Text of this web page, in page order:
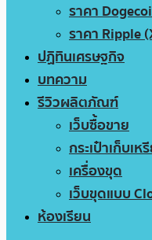
ราคา
ราคา Ripple
ปฏิทินเศรษฐกิจ
บทความ
รีวิวผลิตภัณฑ์
เว็บซื้อขาย
กระเป๋าเก็บเ
เครื่องขุด
เว็บขุดแบบ
ห้องเรียน